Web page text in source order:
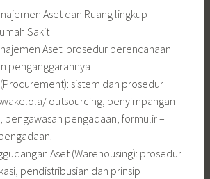
Aset dan Ruang lingkup
Sakit
Aset: prosedur perencanaan
penganggarannya
sistem dan prosedur
outsourcing, penyimpangan
pengawasan pengadaan, formulir –
Aset (Warehousing): prosedur
pendistribusian dan prinsip